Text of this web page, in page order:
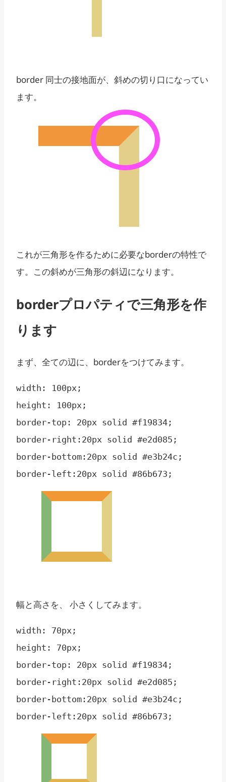
border 同士の接地面が、斜めの切り口になってい
ます。
これが三角形を作るために必要なborderの特性で
す。この斜めが三角形の斜辺になります。
borderプロパティで三角形を作
ります
まず、全ての辺に、borderをつけてみます。
width: 100px;
height: 100px;
border-top: 20px solid #f19834;
border-right:20px solid #e2d085;
border-bottom:20px solid #e3b24c;
幅と高さを、 小さくしてみます。
width: 70px;
height: 70px;
border-top: 20px solid #f19834;
border-right:20px solid #e2d085;
border-bottom:20px solid #e3b24c;